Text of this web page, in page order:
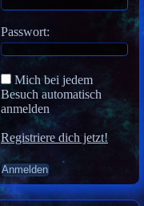
Passwort:
Mich bei jedem
Besuch automatisch
anmelden
Registriere dich jetzt!